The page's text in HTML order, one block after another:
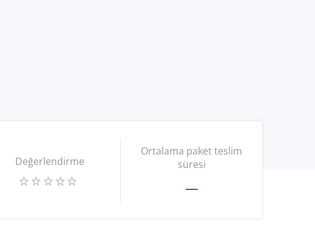
Değerlendirme
Ortalama paket teslim
süresi
—